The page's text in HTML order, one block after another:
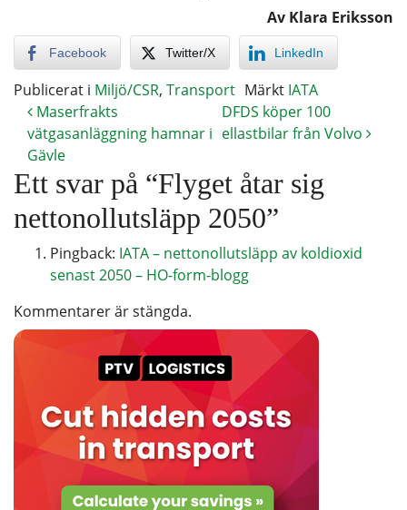
Av Klara Eriksson
Facebook Twitter/X LinkedIn
Publicerat i Miljö/CSR, Transport Märkt IATA
Maserfrakts
vätgasanläggning hamnar i
Gävle
DFDS köper 100
ellastbilar från Volvo
Ett svar på “Flyget åtar sig
nettonollutsläpp 2050”
Pingback: IATA – nettonollutsläpp av koldioxid
senast 2050 – HO-form-blogg
Kommentarer är stängda.